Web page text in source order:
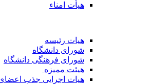
هیأت امناء
هیات رئیسه
شورای دانشگاه
شورای فرهنگی دانشگاه
هیئت ممیزه
هیات اجرایی جذب